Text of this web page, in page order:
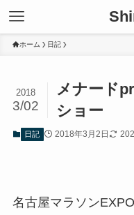
ホーム 日記
メナード
ショー
2018
3/02
日記 2018年3月2日
名古屋マラソン